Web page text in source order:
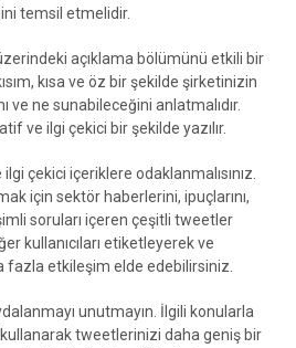
temsil etmelidir.
açıklama bölümünü etkili bir
kısa ve öz bir şekilde şirketinizin
ve ne sunabileceğini anlatmalıdır.
ve ilgi çekici bir şekilde yazılır.
çekici içeriklere odaklanmalısınız.
için sektör haberlerini, ipuçlarını,
soruları içeren çeşitli tweetler
kullanıcıları etiketleyerek ve
fazla etkileşim elde edebilirsiniz.
unutmayın. İlgili konularla
tweetlerinizi daha geniş bir